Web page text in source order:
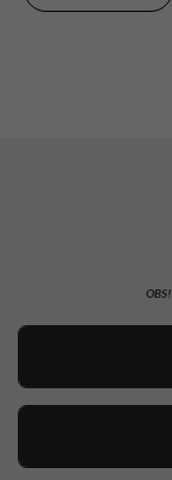
EAN
OBS!